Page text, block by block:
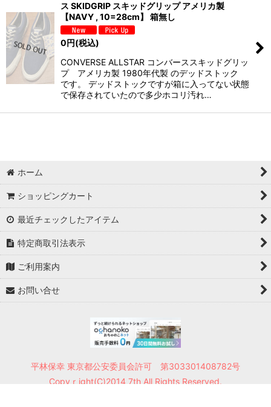
ス SKIDGRIP スキッドグリップ アメリカ製
【NAVY , 10=28cm】 箱無し
0 円(税込)
CONVERSE ALLSTAR コンバーススキッドグリッ
プ アメリカ製 1980年代製 のデッドストック
です。 デッドストックですが箱に入ってない状態
で保存されていたので多少ホコリ汚れ…
ホーム
ショッピングカート
最近チェックしたアイテム
特定商取引法表示
ご利用案内
お問い合せ
平林保幸 東京都公安委員会許可 第303301408782号
Copyｒight(C)2014 7th All Rights Reserved.